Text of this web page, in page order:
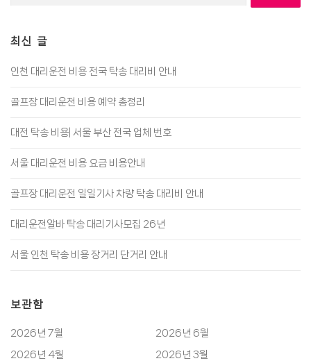
최신 글
인천 대리운전 비용 전국 탁송 대리비 안내
골프장 대리운전 비용 예약 총정리
대전 탁송 비용| 서울 부산 전국 업체 번호
서울 대리운전 비용 요금 비용안내
골프장 대리운전 일일기사 차량 탁송 대리비 안내
대리운전알바 탁송 대리기사모집 26년
서울 인천 탁송 비용 장거리 단거리 안내
보관함
2026년 7월
2026년 6월
2026년 4월
2026년 3월